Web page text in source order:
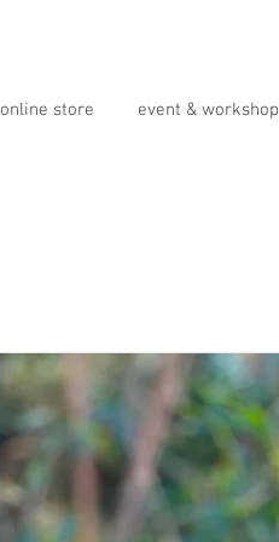
online store event & workshop